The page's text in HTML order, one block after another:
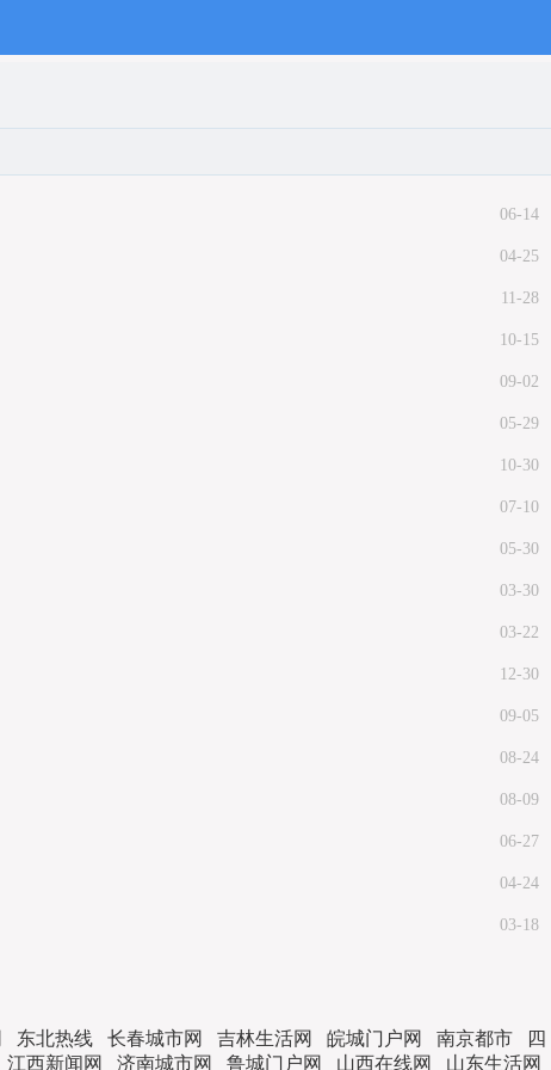
06-14
04-25
11-28
10-15
09-02
05-29
10-30
07-10
05-30
03-30
03-22
12-30
09-05
08-24
08-09
06-27
04-24
03-18
东北热线 长春城市网 吉林生活网 皖城门户网 南京都市
四
江西新闻网 济南城市网 鲁城门户网 山西在线网 山东生活网